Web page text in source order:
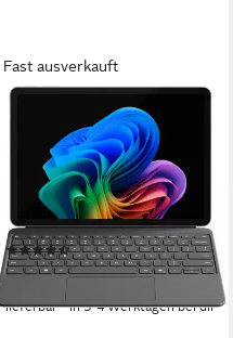
Fast ausverkauft
Surface Pro 12", Copilot+ PC
Notebook
12 Zoll Bildschirmdiagonale
Qualcomm X Plus Prozessor
256 GB Speicherkapazität
(2)
1.149,00 €
lieferbar - in 3-4 Werktagen bei dir